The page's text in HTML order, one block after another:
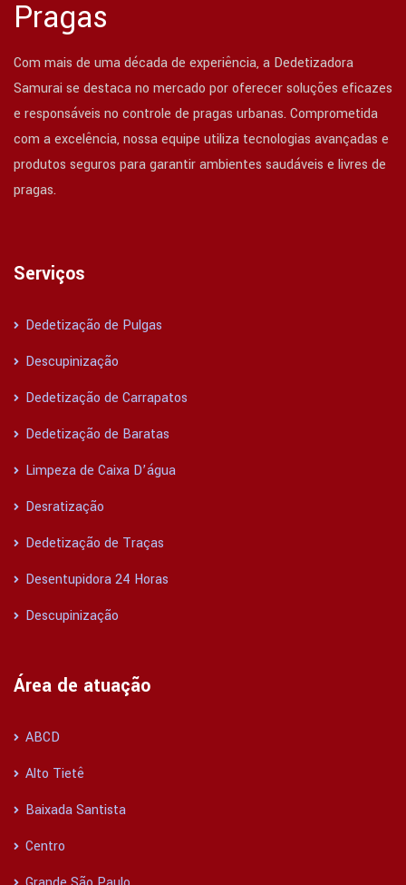
Pragas
Com mais de uma década de experiência, a Dedetizadora
Samurai se destaca no mercado por oferecer soluções eficazes
e responsáveis no controle de pragas urbanas. Comprometida
com a excelência, nossa equipe utiliza tecnologias avançadas e
produtos seguros para garantir ambientes saudáveis e livres de
pragas.
Serviços
Dedetização de Pulgas
Descupinização
Dedetização de Carrapatos
Dedetização de Baratas
Limpeza de Caixa D’água
Desratização
Dedetização de Traças
Desentupidora 24 Horas
Descupinização
Área de atuação
ABCD
Alto Tietê
Baixada Santista
Centro